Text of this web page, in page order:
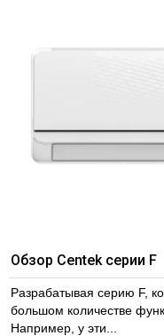
Обзор Centek серии F
Разрабатывая серию F,
большом количестве
Например, у эти...